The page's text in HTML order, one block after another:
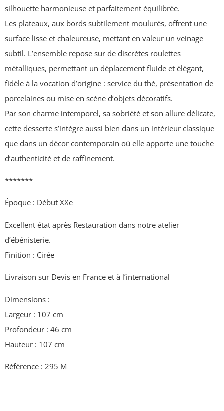
silhouette harmonieuse et parfaitement équilibrée.
Les plateaux, aux bords subtilement moulurés, offrent une
surface lisse et chaleureuse, mettant en valeur un veinage
subtil. L’ensemble repose sur de discrètes roulettes
métalliques, permettant un déplacement fluide et élégant,
fidèle à la vocation d’origine : service du thé, présentation de
porcelaines ou mise en scène d’objets décoratifs.
Par son charme intemporel, sa sobriété et son allure délicate,
cette desserte s’intègre aussi bien dans un intérieur classique
que dans un décor contemporain où elle apporte une touche
d’authenticité et de raffinement.
*******
Époque : Début XXe
Excellent état après Restauration dans notre atelier
d’ébénisterie.
Finition : Cirée
Livraison sur Devis en France et à l’international
Dimensions :
Largeur : 107 cm
Profondeur : 46 cm
Hauteur : 107 cm
Référence : 295 M